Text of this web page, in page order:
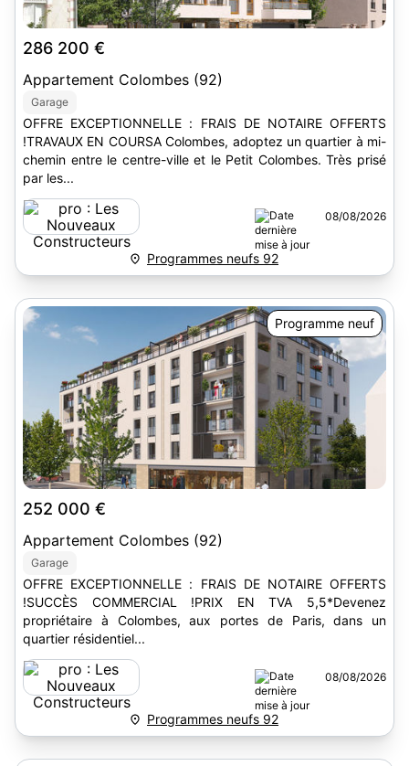
286 200 €
Appartement Colombes (92)
Garage
OFFRE EXCEPTIONNELLE : FRAIS DE NOTAIRE OFFERTS
!TRAVAUX EN COURSA Colombes, adoptez un quartier à mi-
chemin entre le centre-ville et le Petit Colombes. Très prisé
par les...
08/08/2026
Programmes neufs 92
Programme neuf
252 000 €
Appartement Colombes (92)
Garage
OFFRE EXCEPTIONNELLE : FRAIS DE NOTAIRE OFFERTS
!SUCCÈS COMMERCIAL !PRIX EN TVA 5,5*Devenez
propriétaire à Colombes, aux portes de Paris, dans un
quartier résidentiel...
08/08/2026
Programmes neufs 92